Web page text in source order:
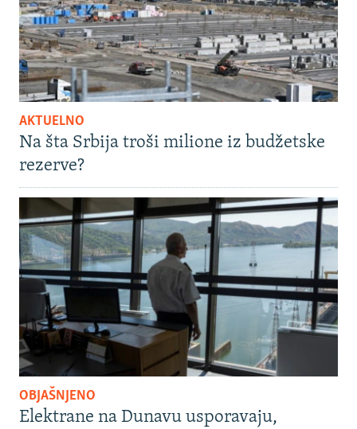
AKTUELNO
Na šta Srbija troši milione iz budžetske
rezerve?
OBJAŠNJENO
Elektrane na Dunavu usporavaju,